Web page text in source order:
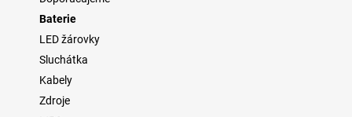
Baterie
LED žárovky
Sluchátka
Kabely
Zdroje